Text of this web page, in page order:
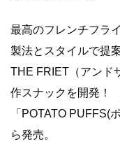
最高のフレンチフラ
製法とスタイルで提
THE FRIET（アンド
作スナックを開発！
「POTATO PUFFS(
ら発売。